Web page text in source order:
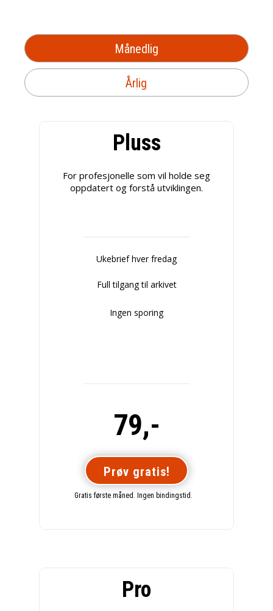
Månedlig
Årlig
Pluss
For profesjonelle som vil holde seg
oppdatert og forstå utviklingen.
Ukebrief hver fredag
Full tilgang til arkivet
Ingen sporing
79,-
Prøv gratis!
Gratis første måned. Ingen bindingstid.
Pro